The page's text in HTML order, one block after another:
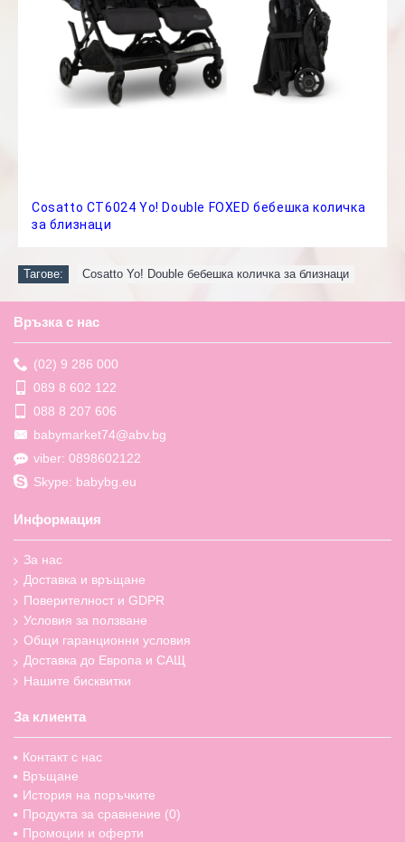
Cosatto CT6024 Yo! Double FOXED бебешка количка
за близнаци
Тагове: Cosatto Yo! Double бебешка количка за близнаци
Връзка с нас
(02) 9 286 000
089 8 602 122
088 8 207 606
babymarket74@abv.bg
viber: 0898602122
Skype: babybg.eu
Информация
За нас
Доставка и връщане
Поверителност и GDPR
Условия за ползване
Общи гаранционни условия
Доставка до Европа и САЩ
Нашите бисквитки
За клиента
Контакт с нас
Връщане
История на поръчките
Продукта за сравнение (0)
Промоции и оферти